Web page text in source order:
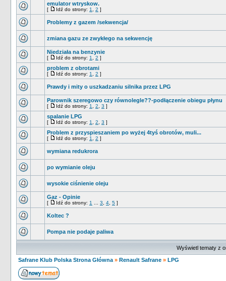
emulator wtryskow.
[ Idź do strony: 1 2 ]
Problemy z gazem /sekwencja/
zmiana gazu ze zwykłego na sekwencję
Niedziała na benzynie
[ Idź do strony: 1 2 ]
problem z obrotami
[ Idź do strony: 1 2 ]
Prawdy i mity o uszkadzaniu silnika przez LPG
Parownik szeregowo czy równolegle??-podłączenie obiegu płynu
[ Idź do strony: 1 2 3 ]
spalanie LPG
[ Idź do strony: 1 2 3 ]
Problem z przyspieszaniem po wyżej 4tyś obrotów, muli...
[ Idź do strony: 1 2 ]
wymiana redukrora
po wymianie oleju
wysokie ciśnienie oleju
Gaz - Opinie
[ Idź do strony: 1 3 4 5 ]
Koltec ?
Pompa nie podaje paliwa
Wyświetl tematy z
Safrane Klub Polska Strona Główna » Renault Safrane » LPG